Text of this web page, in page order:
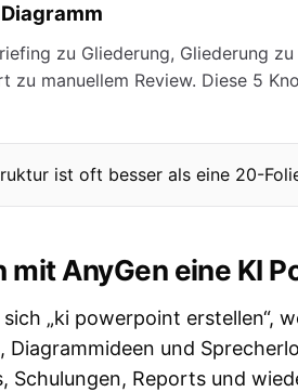
zu Gliederung, Gliederung
zu manuellem Review. Diese 5
ist oft besser als eine 20-
mit AnyGen eine KI
„ki powerpoint erstellen“,
Diagrammideen und
Schulungen, Reports und